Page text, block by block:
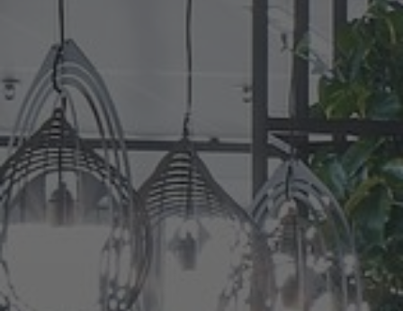
Yhteistyötä suunnittelijoiden kanssa
Stories
FAQ
Tietoa meistä
Yhteystiedot
Pattern Tile Tool
Valitse maa